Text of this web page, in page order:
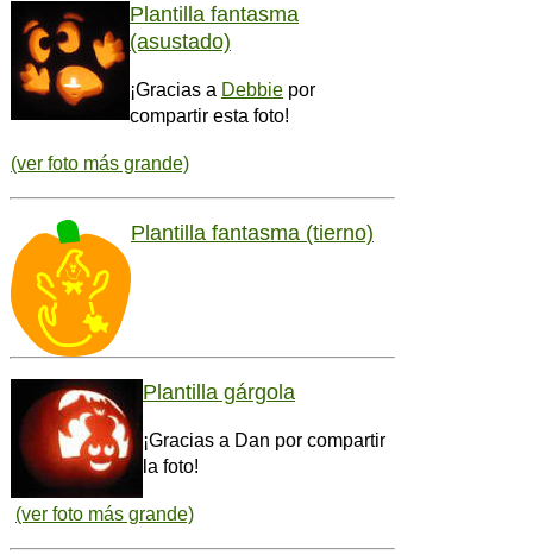
Plantilla fantasma
(asustado)
¡Gracias a Debbie por
compartir esta foto!
(ver foto más grande)
Plantilla fantasma (tierno)
Plantilla gárgola
¡Gracias a Dan por compartir
la foto!
(ver foto más grande)